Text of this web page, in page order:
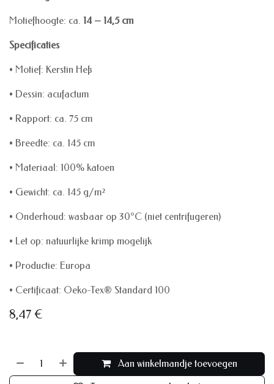
Motiefhoogte: ca. 14 – 14,5 cm
Specificaties
• Motief: Kerstin Heß
• Dessin: acufactum
• Rapport: ca. 75 cm
• Breedte: ca. 145 cm
• Materiaal: 100% katoen
• Gewicht: ca. 145 g/m²
• Onderhoud: wasbaar op 30°C (niet centrifugeren)
• Let op: natuurlijke krimp mogelijk
• Productie: Europa
• Certificaat: Oeko-Tex® Standard 100
8,47 €
Aan winkelmandje toevoegen